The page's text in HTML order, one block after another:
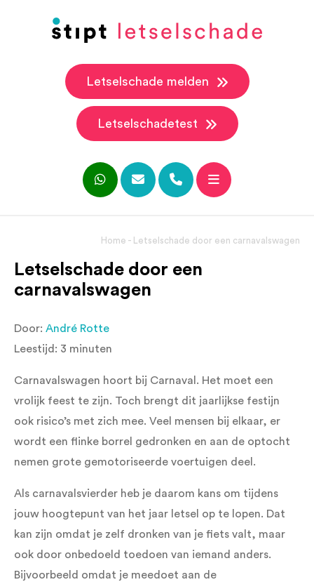
Letselschade melden
Letselschadetest
Home - Letselschade door een carnavalswagen
Letselschade door een
carnavalswagen
Door: André Rotte
Leestijd: 3 minuten
Carnavalswagen hoort bij Carnaval. Het moet een
vrolijk feest te zijn. Toch brengt dit jaarlijkse festijn
ook risico’s met zich mee. Veel mensen bij elkaar, er
wordt een flinke borrel gedronken en aan de optocht
nemen grote gemotoriseerde voertuigen deel.
Als carnavalsvierder heb je daarom kans om tijdens
jouw hoogtepunt van het jaar letsel op te lopen. Dat
kan zijn omdat je zelf dronken van je fiets valt, maar
ook door onbedoeld toedoen van iemand anders.
Bijvoorbeeld omdat je meedoet aan de